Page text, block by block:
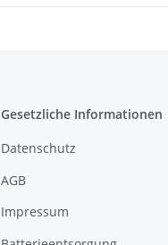
Gesetzliche Informationen
Datenschutz
AGB
Impressum